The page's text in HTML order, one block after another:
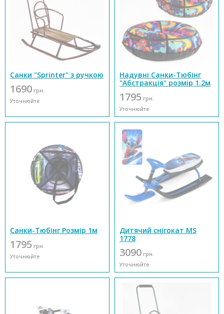
Санки "Sprinter" з ручкою
1690 грн.
Уточнюйте
Надувні Санки-Тюбінг
"Абстракція" розмір 1.2м
1795 грн.
Уточнюйте
Санки-Тюбінг Розмір 1м
1795 грн.
Уточнюйте
Дитячий снігокат MS
1778
3090 грн.
Уточнюйте